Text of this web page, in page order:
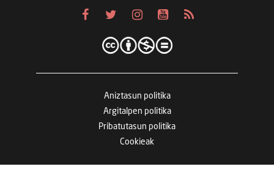
Aniztasun politika
Argitalpen politika
Pribatutasun politika
Cookieak